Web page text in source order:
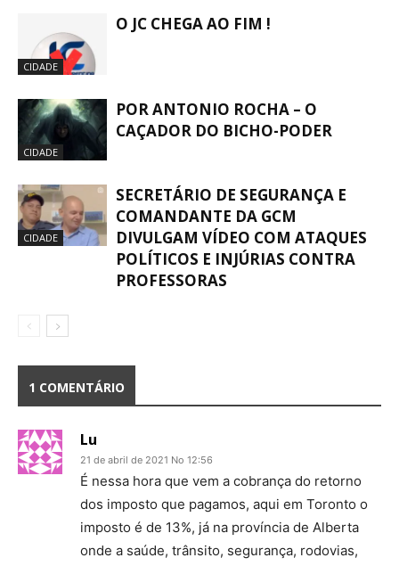
CIDADE
O JC CHEGA AO FIM !
CIDADE
POR ANTONIO ROCHA – O
CAÇADOR DO BICHO-PODER
CIDADE
SECRETÁRIO DE SEGURANÇA E
COMANDANTE DA GCM
DIVULGAM VÍDEO COM ATAQUES
POLÍTICOS E INJÚRIAS CONTRA
PROFESSORAS
1 COMENTÁRIO
Lu
21 de abril de 2021 No 12:56
É nessa hora que vem a cobrança do retorno
dos imposto que pagamos, aqui em Toronto o
imposto é de 13%, já na província de Alberta
onde a saúde, trânsito, segurança, rodovias,